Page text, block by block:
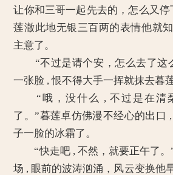
让你和三哥一起先去的，怎么又
莲澈此地无银三百两的表情他就
主意了。
“不过是请个安，怎么去了这
一张脸 , 恨不得大手一挥就抹去暮
“哦，没什么 , 不过是在清
了。”暮莲卓仿佛漫不经心的出口
子一脸的冰霜了。
“快走吧 , 不然，就要正午了。
场 , 眼前的波涛汹涌，风云变换他